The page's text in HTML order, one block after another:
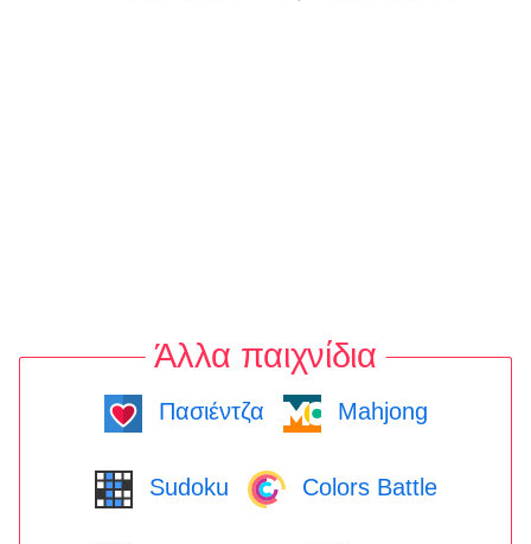
Άλλα παιχνίδια
Πασιέντζα Mahjong
Sudoku Colors Battle